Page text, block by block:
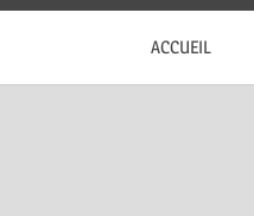
ACCUEIL